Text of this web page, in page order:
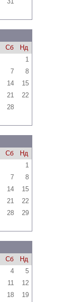
Сб
Нд
1
7
8
14
15
21
22
28
Сб
Нд
1
7
8
14
15
21
22
28
29
Сб
Нд
4
5
11
12
18
19